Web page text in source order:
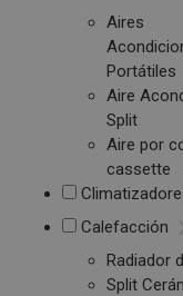
Aires
Portátiles
Aire
Split
Aire por
cassette
Calefacción
Radiador
Split